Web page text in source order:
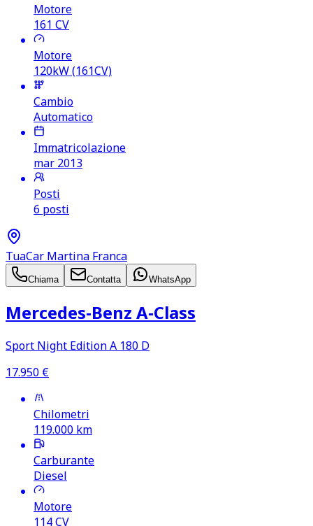
Motore
161 CV
Motore
120kW (161CV)
Cambio
Automatico
Immatricolazione
mar 2013
Posti
6 posti
TuaCar Martina Franca
Chiama Contatta WhatsApp
Mercedes‑Benz A‑Class
Sport Night Edition A 180 D
17.950 €
Chilometri
119.000 km
Carburante
Diesel
Motore
114CV